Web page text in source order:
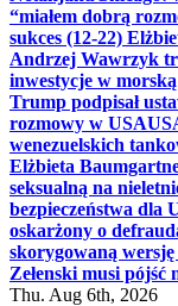
“miałem dobrą
sukces (12-22)
Andrzej Wawrzyk
inwestycje w
Trump podpisał
rozmowy w USA
wenezuelskich
Elżbieta
seksualną na
bezpieczeństwa
oskarżony o
skorygowaną
Zełenski musi pójść
Thu. Aug 6th, 2026